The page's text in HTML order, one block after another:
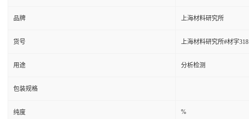
品牌 上海材料研究所
货号 上海材料研究所#材字318
用途 分析检测
包装规格
纯度 %